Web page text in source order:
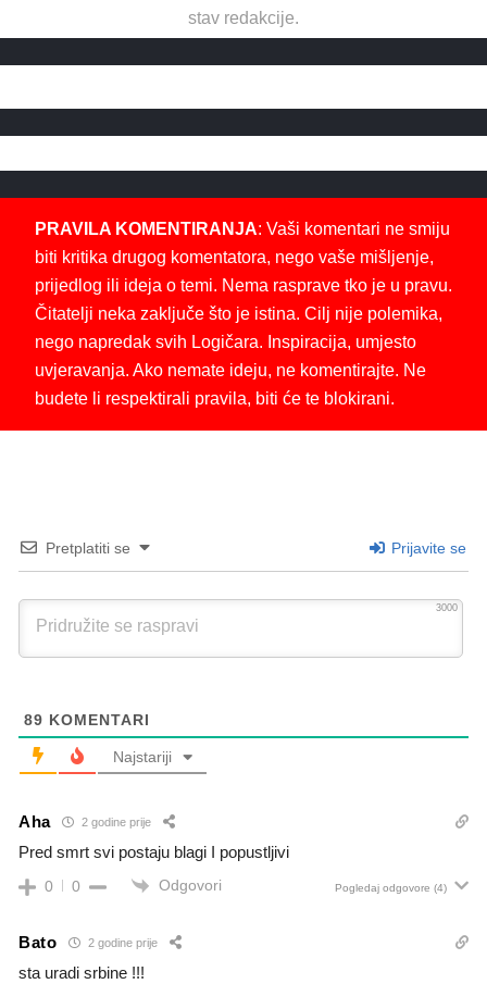
stav redakcije.
PRAVILA KOMENTIRANJA: Vaši komentari ne smiju
biti kritika drugog komentatora, nego vaše mišljenje,
prijedlog ili ideja o temi. Nema rasprave tko je u pravu.
Čitatelji neka zaključe što je istina. Cilj nije polemika,
nego napredak svih Logičara. Inspiracija, umjesto
uvjeravanja. Ako nemate ideju, ne komentirajte. Ne
budete li respektirali pravila, biti će te blokirani.
Pretplatiti se Prijavite se
3000
89 KOMENTARI
Najstariji
Aha 2 godine prije
Pred smrt svi postaju blagi I popustljivi
0 0 Odgovori Pogledaj odgovore (4)
Bato 2 godine prije
sta uradi srbine !!!